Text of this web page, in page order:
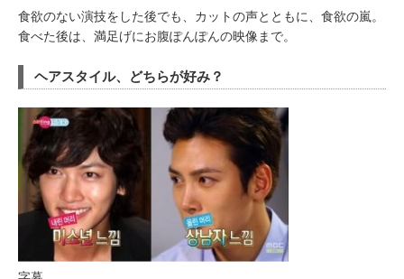
食欲のない演技をした後でも、カットの声とともに、食欲の嵐。
食べた後は、満足げにお腹ぽんぽんの映像まで。
ヘアスタイル、どちらが好み？